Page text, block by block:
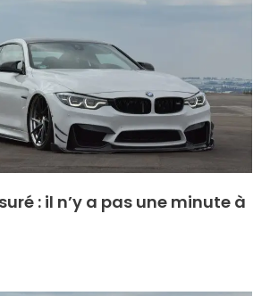
: il n’y a pas une minute à